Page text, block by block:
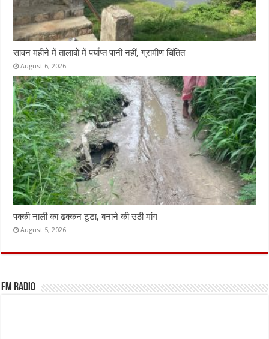
सावन महीने में तालाबों में पर्याप्त पानी नहीं, ग्रामीण चिंतित
August 6, 2026
पक्की नाली का ढक्कन टूटा, बनाने की उठी मांग
August 5, 2026
FM Radio